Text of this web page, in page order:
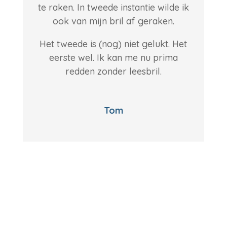
te raken. In tweede instantie wilde ik
ook van mijn bril af geraken.
Het tweede is (nog) niet gelukt. Het
eerste wel. Ik kan me nu prima
redden zonder leesbril.
Tom